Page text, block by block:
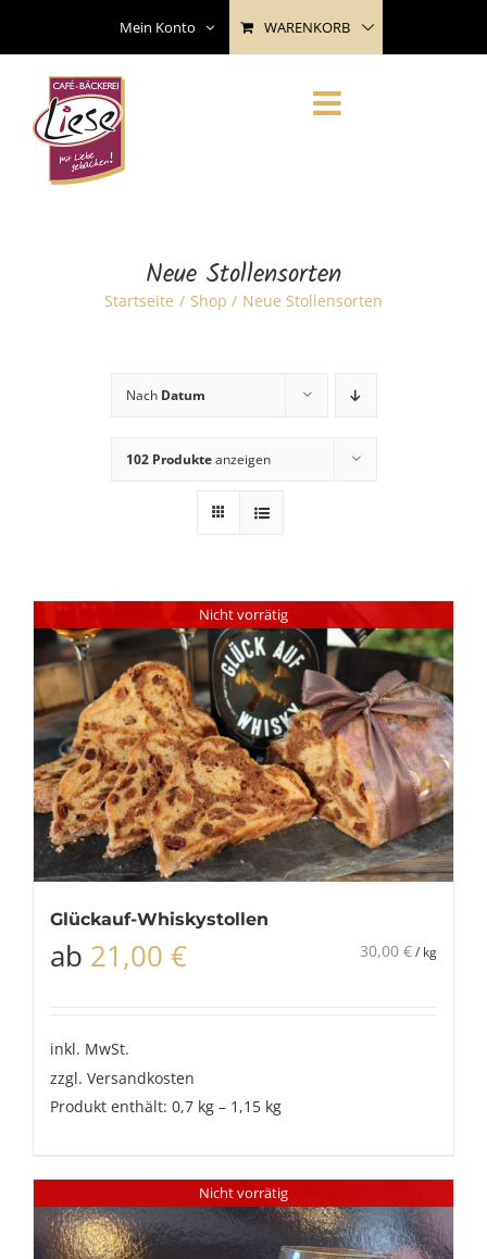
content
Mein Konto WARENKORB
Neue Stollensorten
Startseite Shop Neue Stollensorten
Nach Datum
102 Produkteanzeigen
Nicht vorrätig
Glückauf-Whiskystollen
ab 21,00 € 30,00 €/ kg
inkl. MwSt.
zzgl. Versandkosten
Produkt enthält: 0,7 kg – 1,15 kg
Nicht vorrätig